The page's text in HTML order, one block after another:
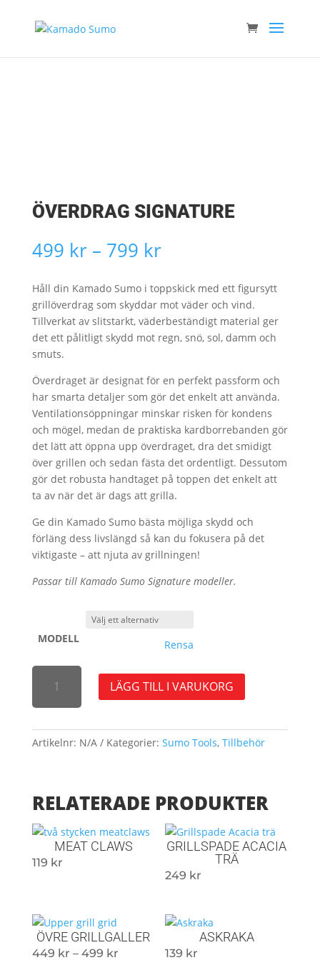
ÖVERDRAG SIGNATURE
499 kr – 799 krPrisintervall:
till
799 kr
Håll din Kamado Sumo i toppskick med ett figursytt
grillöverdrag som skyddar mot väder och vind.
Tillverkat av slitstarkt, väderbeständigt material ger
det ett pålitligt skydd mot regn, snö, sol, damm och
smuts.
Överdraget är designat för en perfekt passform och
har smarta detaljer som gör det enkelt att använda.
Ventilationsöppningar minskar risken för kondens
och mögel, medan de praktiska kardborrebanden gör
det lätt att öppna upp överdraget, dra det smidigt
över grillen och sedan fästa det ordentligt. Dessutom
gör det robusta handtaget på toppen det enkelt att
ta av när det är dags att grilla.
Ge din Kamado Sumo bästa möjliga skydd och
förläng dess livslängd så kan du fokusera på det
viktigaste – att njuta av grillningen!
Passar till Kamado Sumo Signature modeller.
MODELL Rensa
ÖVERDRAG
SIGNATURE
MÄNGD
LÄGG TILL I VARUKORG
Artikelnr: N/A Kategorier: Sumo Tools, Tillbehör
RELATERADE PRODUKTER
MEAT CLAWS
119 kr
GRILLSPADE ACACIA
TRÄ
249 kr
ÖVRE GRILLGALLER
449 kr – 499 krPrisintervall:
ASKRAKA
139 kr